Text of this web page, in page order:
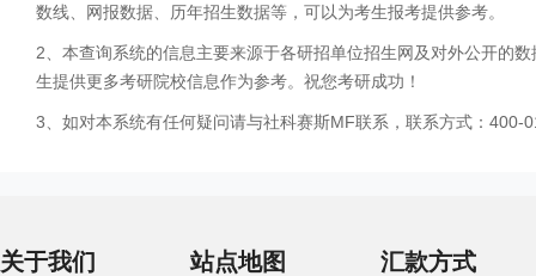
数线、网报数据、历年招生数据等，可以为考生报考提供参考。
2、本查询系统的信息主要来源于各研招单位招生网及对外公开的
生提供更多考研院校信息作为参考。祝您考研成功！
3、如对本系统有任何疑问请与社科赛斯MF联系，联系方式：400-
关于我们 站点地图 汇款方式